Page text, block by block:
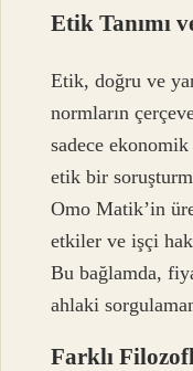
Etik Tanımı
Etik, doğru ve
normların
sadece
etik bir
Omo Matik’in
etkiler ve işçi
Bu bağlamda,
ahlaki
Farklı